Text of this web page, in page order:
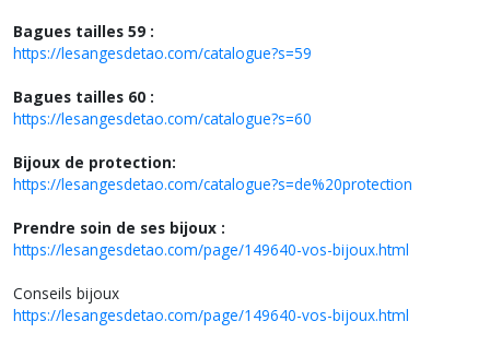
Bagues tailles 59 :
https://lesangesdetao.com/catalogue?s=59
Bagues tailles 60 :
https://lesangesdetao.com/catalogue?s=60
Bijoux de protection:
https://lesangesdetao.com/catalogue?s=de%20protection
Prendre soin de ses bijoux :
https://lesangesdetao.com/page/149640-vos-bijoux.html
Conseils bijoux
https://lesangesdetao.com/page/149640-vos-bijoux.html